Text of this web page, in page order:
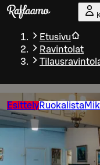
Siirry pääsisältöön
Etusivu
Ravintolat
EsittelyRuokalista